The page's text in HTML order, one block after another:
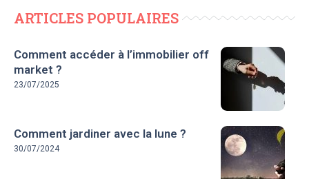
ARTICLES POPULAIRES
Comment accéder à l’immobilier off
market ?
23/07/2025
Comment jardiner avec la lune ?
30/07/2024